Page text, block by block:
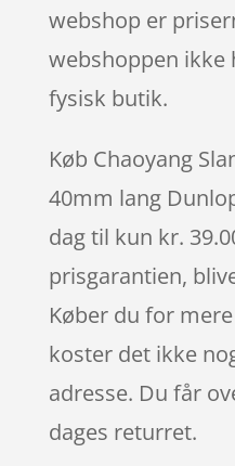
webshop er
webshoppen ikke
fysisk butik.
Køb Chaoyang
40mm lang
dag til kun kr.
prisgarantien,
Køber du for
koster det ikke
adresse. Du får
dages returret.